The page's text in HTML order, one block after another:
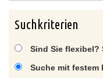
Suchkriterien
Sind Sie flexibel?
Suche mit festem